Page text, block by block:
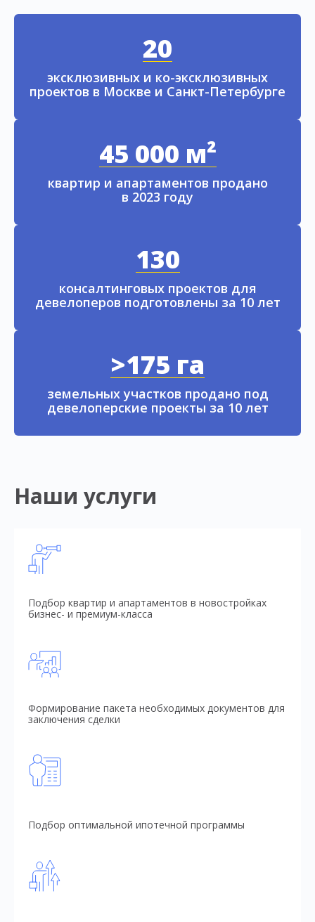
20
эксклюзивных и ко-эксклюзивных
проектов в Москве и Санкт-Петербурге
45 000 м²
квартир и апартаментов продано
в 2023 году
130
консалтинговых проектов для
девелоперов подготовлены за 10 лет
>175 га
земельных участков продано под
девелоперские проекты за 10 лет
Наши услуги
Подбор квартир и апартаментов в новостройках
бизнес- и премиум-класса
Формирование пакета необходимых документов для
заключения сделки
Подбор оптимальной ипотечной программы